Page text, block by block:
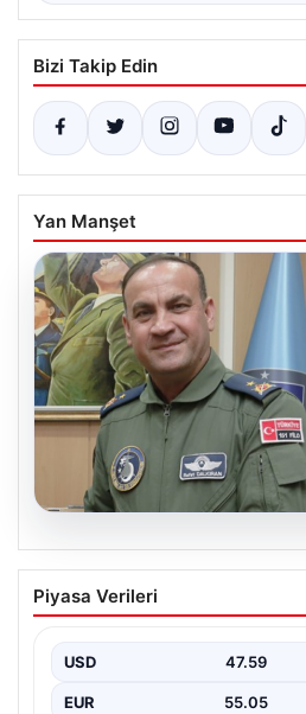
Bizi Takip Edin
Yan Manşet
05.08.2026
Rafet Dalkıran kimdir?
Kuvvetleri Komutanı
Piyasa Verileri
USD 47.59
EUR 55.05